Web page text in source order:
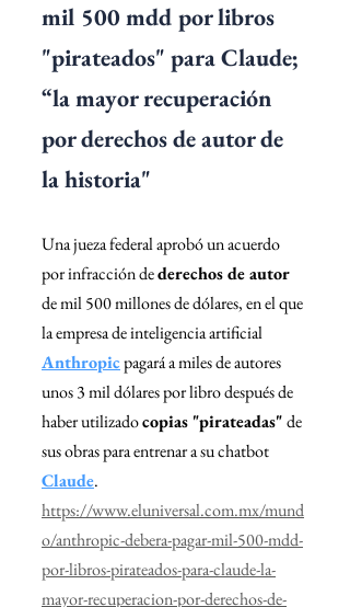
mil 500 mdd por libros
"pirateados" para Claude;
“la mayor recuperación
por derechos de autor de
la historia"
Una jueza federal aprobó un acuerdo
por infracción de derechos de autor
de mil 500 millones de dólares, en el que
la empresa de inteligencia artificial
Anthropic pagará a miles de autores
unos 3 mil dólares por libro después de
haber utilizado copias "pirateadas" de
sus obras para entrenar a su chatbot
Claude.
https://www.eluniversal.com.mx/mund
o/anthropic-debera-pagar-mil-500-mdd-
por-libros-pirateados-para-claude-la-
mayor-recuperacion-por-derechos-de-